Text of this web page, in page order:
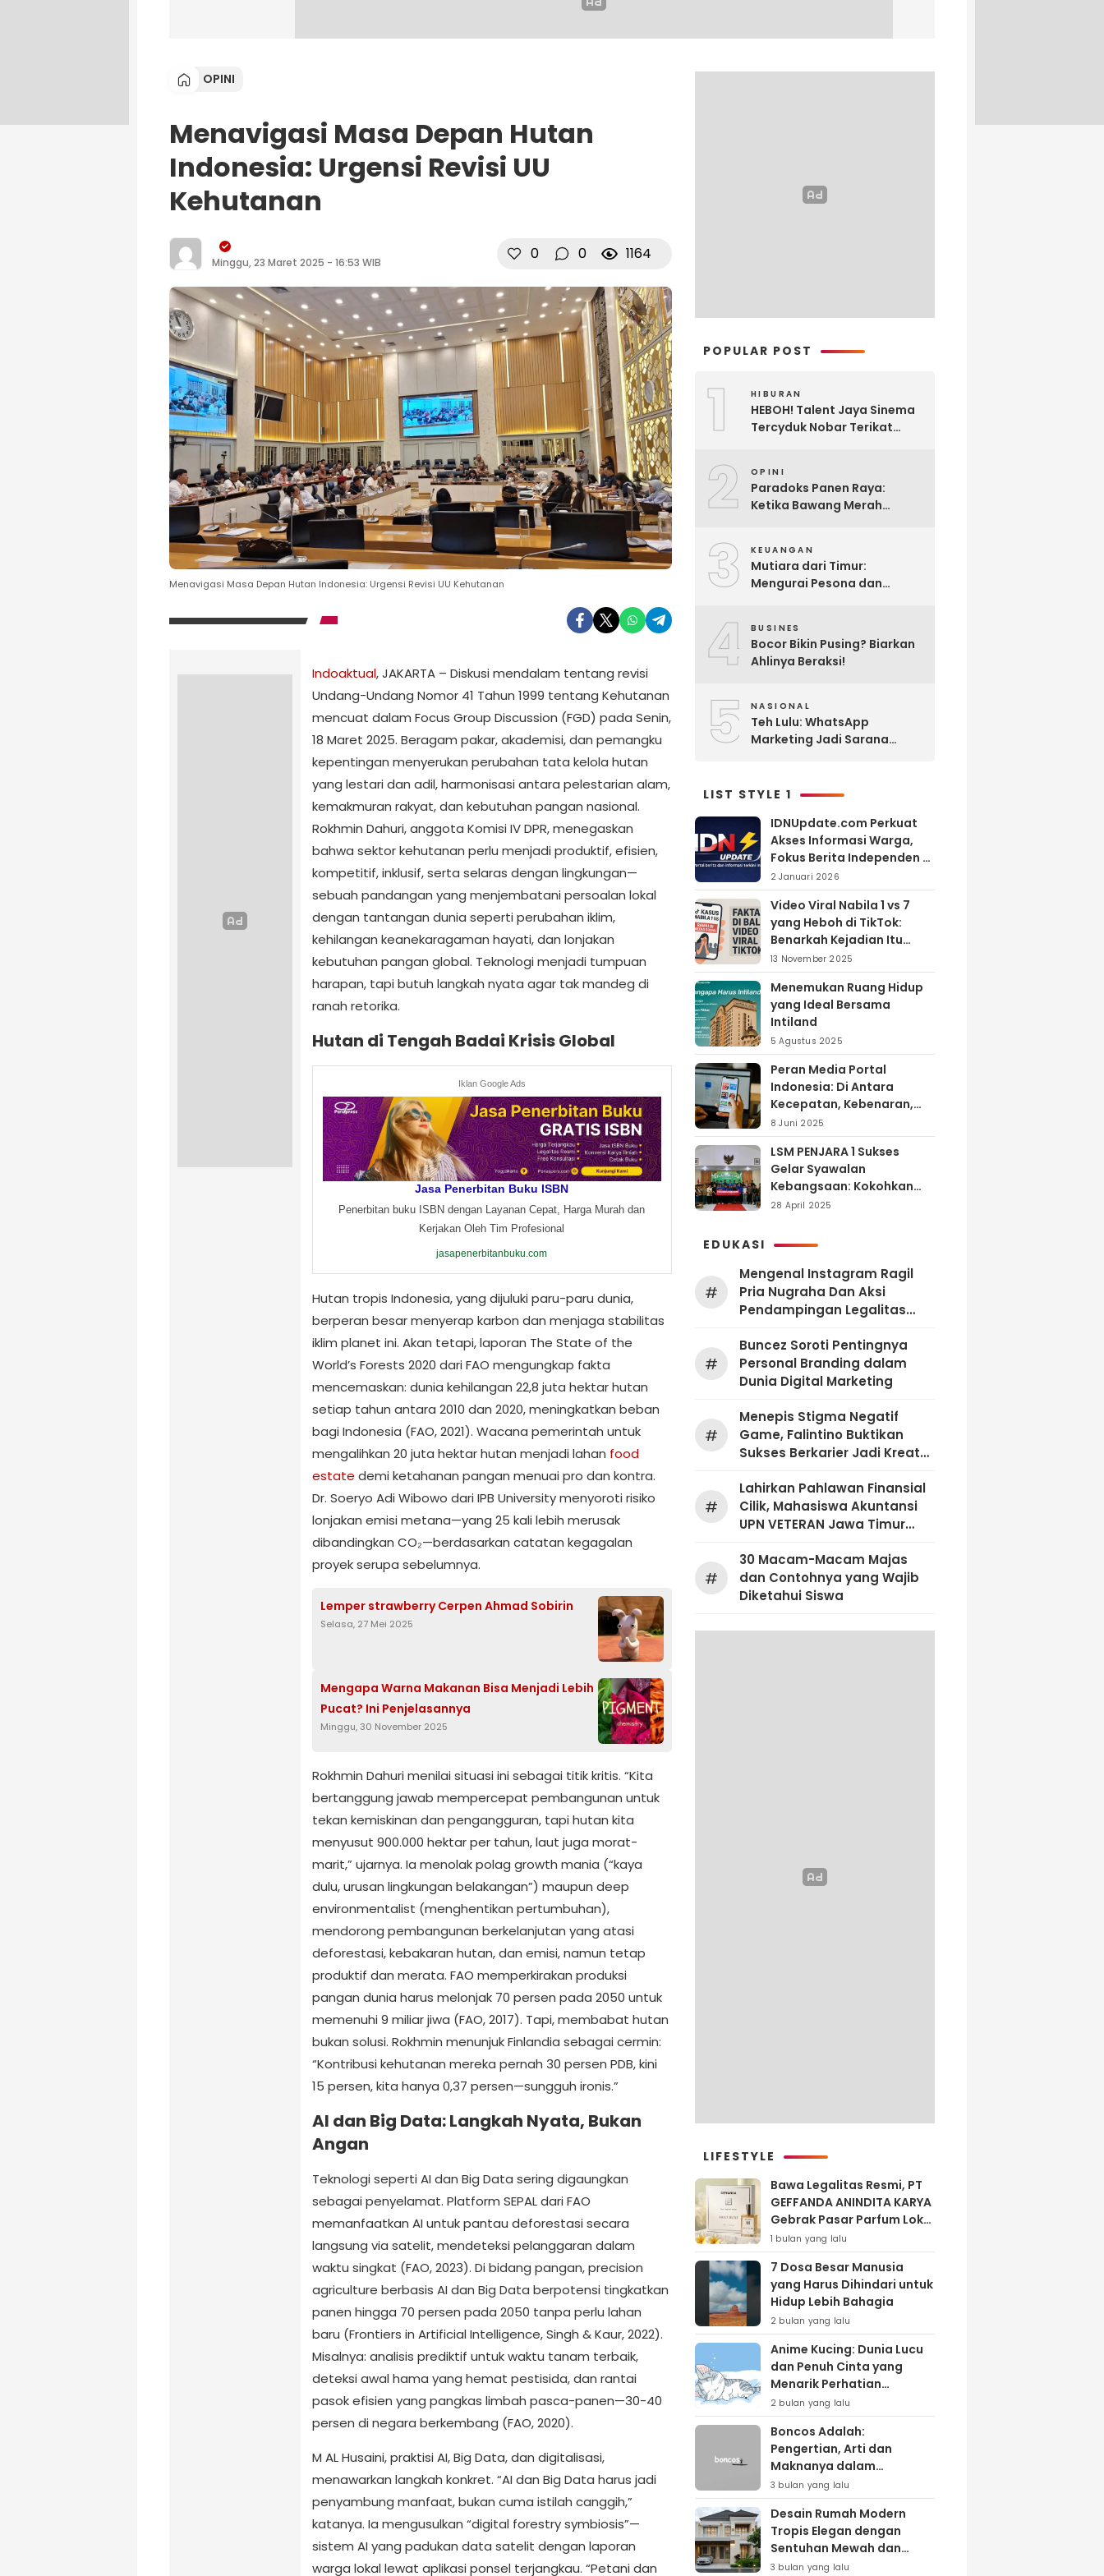
OPINI
Menavigasi Masa Depan Hutan
Indonesia: Urgensi Revisi UU
Kehutanan
Minggu, 23 Maret 2025 - 16:53 WIB 0 0 1164
Menavigasi Masa Depan Hutan Indonesia: Urgensi Revisi UU Kehutanan
Indoaktual, JAKARTA – Diskusi mendalam tentang revisi
Undang-Undang Nomor 41 Tahun 1999 tentang Kehutanan
mencuat dalam Focus Group Discussion (FGD) pada Senin,
18 Maret 2025. Beragam pakar, akademisi, dan pemangku
kepentingan menyerukan perubahan tata kelola hutan
yang lestari dan adil, harmonisasi antara pelestarian alam,
kemakmuran rakyat, dan kebutuhan pangan nasional.
Rokhmin Dahuri, anggota Komisi IV DPR, menegaskan
bahwa sektor kehutanan perlu menjadi produktif, efisien,
kompetitif, inklusif, serta selaras dengan lingkungan—
sebuah pandangan yang menjembatani persoalan lokal
dengan tantangan dunia seperti perubahan iklim,
kehilangan keanekaragaman hayati, dan lonjakan
kebutuhan pangan global. Teknologi menjadi tumpuan
harapan, tapi butuh langkah nyata agar tak mandeg di
ranah retorika.
Hutan di Tengah Badai Krisis Global
Iklan Google Ads
Jasa Penerbitan Buku ISBN
Penerbitan buku ISBN dengan Layanan Cepat, Harga Murah dan
Kerjakan Oleh Tim Profesional
jasapenerbitanbuku.com
Hutan tropis Indonesia, yang dijuluki paru-paru dunia,
berperan besar menyerap karbon dan menjaga stabilitas
iklim planet ini. Akan tetapi, laporan The State of the
World’s Forests 2020 dari FAO mengungkap fakta
mencemaskan: dunia kehilangan 22,8 juta hektar hutan
setiap tahun antara 2010 dan 2020, meningkatkan beban
bagi Indonesia (FAO, 2021). Wacana pemerintah untuk
mengalihkan 20 juta hektar hutan menjadi lahan food
estate demi ketahanan pangan menuai pro dan kontra.
Dr. Soeryo Adi Wibowo dari IPB University menyoroti risiko
lonjakan emisi metana—yang 25 kali lebih merusak
dibandingkan CO₂—berdasarkan catatan kegagalan
proyek serupa sebelumnya.
Lemper strawberry Cerpen Ahmad Sobirin
Selasa, 27 Mei 2025
Mengapa Warna Makanan Bisa Menjadi Lebih
Pucat? Ini Penjelasannya
Minggu, 30 November 2025
Rokhmin Dahuri menilai situasi ini sebagai titik kritis. “Kita
bertanggung jawab mempercepat pembangunan untuk
tekan kemiskinan dan pengangguran, tapi hutan kita
menyusut 900.000 hektar per tahun, laut juga morat-
marit,” ujarnya. Ia menolak polag growth mania (“kaya
dulu, urusan lingkungan belakangan”) maupun deep
environmentalist (menghentikan pertumbuhan),
mendorong pembangunan berkelanjutan yang atasi
deforestasi, kebakaran hutan, dan emisi, namun tetap
produktif dan merata. FAO memperkirakan produksi
pangan dunia harus melonjak 70 persen pada 2050 untuk
memenuhi 9 miliar jiwa (FAO, 2017). Tapi, membabat hutan
bukan solusi. Rokhmin menunjuk Finlandia sebagai cermin:
“Kontribusi kehutanan mereka pernah 30 persen PDB, kini
15 persen, kita hanya 0,37 persen—sungguh ironis.”
AI dan Big Data: Langkah Nyata, Bukan
Angan
Teknologi seperti AI dan Big Data sering digaungkan
sebagai penyelamat. Platform SEPAL dari FAO
memanfaatkan AI untuk pantau deforestasi secara
langsung via satelit, mendeteksi pelanggaran dalam
waktu singkat (FAO, 2023). Di bidang pangan, precision
agriculture berbasis AI dan Big Data berpotensi tingkatkan
panen hingga 70 persen pada 2050 tanpa perlu lahan
baru (Frontiers in Artificial Intelligence, Singh & Kaur, 2022).
Misalnya: analisis prediktif untuk waktu tanam terbaik,
deteksi awal hama yang hemat pestisida, dan rantai
pasok efisien yang pangkas limbah pasca-panen—30-40
persen di negara berkembang (FAO, 2020).
M AL Husaini, praktisi AI, Big Data, dan digitalisasi,
menawarkan langkah konkret. “AI dan Big Data harus jadi
penyambung manfaat, bukan cuma istilah canggih,”
katanya. Ia mengusulkan “digital forestry symbiosis”—
sistem AI yang padukan data satelit dengan laporan
warga lokal lewat aplikasi ponsel terjangkau. “Petani dan
POPULAR POST
1 HIBURAN
HEBOH! Talent Jaya Sinema
Tercyduk Nobar Terikat
2 OPINI
Paradoks Panen Raya:
Ketika Bawang Merah
3 KEUANGAN
Mutiara dari Timur:
Mengurai Pesona dan
4 BUSINES
Bocor Bikin Pusing? Biarkan
Ahlinya Beraksi!
5 NASIONAL
Teh Lulu: WhatsApp
Marketing Jadi Sarana
Umroh
LIST STYLE 1
IDNUpdate.com Perkuat
Akses Informasi Warga,
Fokus Berita Independen di
Kabupaten Banyuasin
2 Januari 2026
Video Viral Nabila 1 vs 7
yang Heboh di TikTok:
Benarkah Kejadian Itu
Nyata?
13 November 2025
Menemukan Ruang Hidup
yang Ideal Bersama
Intiland
5 Agustus 2025
Peran Media Portal
Indonesia: Di Antara
Kecepatan, Kebenaran,
dan Tanggung Jawab
8 Juni 2025
LSM PENJARA 1 Sukses
Gelar Syawalan
Kebangsaan: Kokohkan
Tekad Melawan Korupsi
28 April 2025
EDUKASI
#
Mengenal Instagram Ragil
Pria Nugraha Dan Aksi
Pendampingan Legalitas
#
‎Buncez Soroti Pentingnya
Personal Branding dalam
Dunia Digital Marketing
#
Menepis Stigma Negatif
Game, Falintino Buktikan
Sukses Berkarier Jadi Kreator
#
Lahirkan Pahlawan Finansial
Cilik, Mahasiswa Akuntansi
UPN VETERAN Jawa Timur
Dengan Literasi Keuangan
Sejak Dini
#
30 Macam-Macam Majas
dan Contohnya yang Wajib
Diketahui Siswa
LIFESTYLE
Bawa Legalitas Resmi, PT
GEFFANDA ANINDITA KARYA
Gebrak Pasar Parfum Lokal
Lewat Varian ‘Daily Bliss’
1 bulan yang lalu
7 Dosa Besar Manusia
yang Harus Dihindari untuk
Hidup Lebih Bahagia
2 bulan yang lalu
Anime Kucing: Dunia Lucu
dan Penuh Cinta yang
Menarik Perhatian
Penggemar
2 bulan yang lalu
Boncos Adalah:
Pengertian, Arti dan
Maknanya dalam
Kehidupan Sehari-hari
3 bulan yang lalu
Desain Rumah Modern
Tropis Elegan dengan
Sentuhan Mewah dan
Natural
3 bulan yang lalu